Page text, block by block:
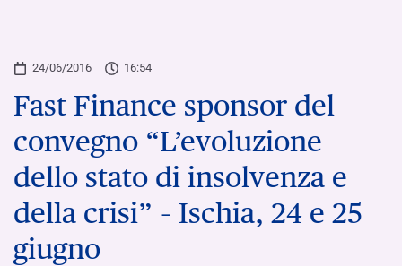
24/06/2016 16:54
Fast Finance sponsor del
convegno “L’evoluzione
dello stato di insolvenza e
della crisi” – Ischia, 24 e 25
giugno